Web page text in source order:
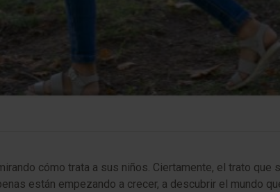
cómo trata a sus niños. Ciertamente, el trato
están empezando a crecer, a descubrir el mundo